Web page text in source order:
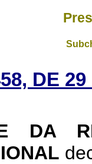
DE
DA